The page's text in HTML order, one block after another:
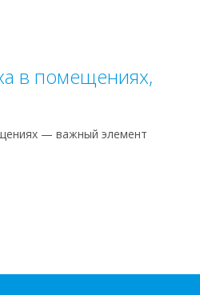
в помещениях,
— важный элемент